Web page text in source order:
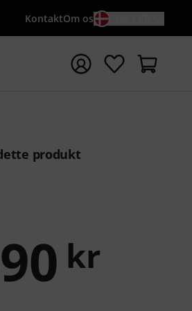
KontaktOm os
produkt
kr